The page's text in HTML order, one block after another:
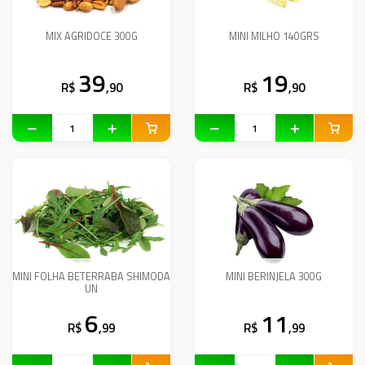
MIX AGRIDOCE 300G
R$ 39,90
MINI MILHO 140GRS
R$ 19,90
MINI FOLHA BETERRABA SHIMODA
UN
R$ 6,99
MINI BERINJELA 300G
R$ 11,99